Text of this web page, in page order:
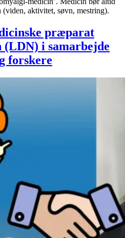
(viden, aktivitet, søvn, mestring).
præparat
(LDN) i samarbejde
forskere